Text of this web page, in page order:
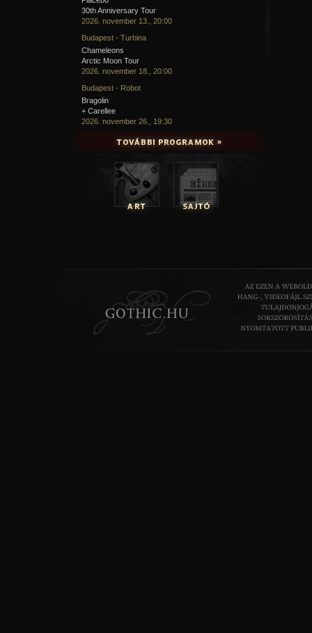
30th Anniversary Tour
2026. november 13., 20:00
Budapest - Turbina
Chameleons
Arctic Moon Tour
2026. november 18., 20:00
Budapest - Robot
Bragolin
+ Carellee
2026. november 26., 19:30